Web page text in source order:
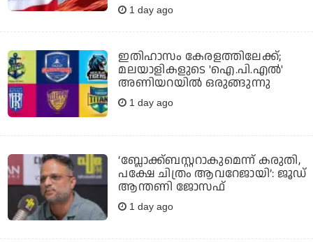
1 day ago
ഇതിഹാസം കേരളത്തിലേക്ക്;
മലയാളികളുടെ 'ഐ.പി.എല്‍'
അണിയറയില്‍ ഒരുങ്ങുന്നു
1 day ago
‘ബ്ലോക്ക്ബസ്റ്ററാകുമെന്ന് കരുതി,
പക്ഷേ ചിത്രം ആവറേജായി’: ജൂഡ്
ആന്തണി ജോസഫ്
1 day ago